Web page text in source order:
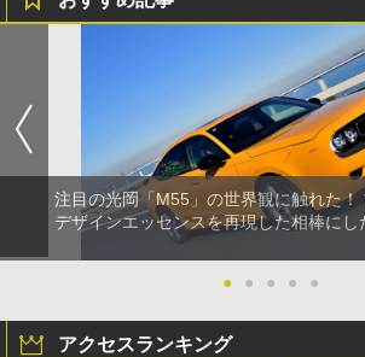
注目の光岡「M55」の世界観に触れた！
デザインエッセンスを再現した相棒にし
● ● ● ● ●
アクセスランキング